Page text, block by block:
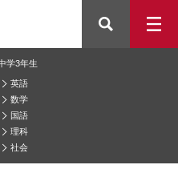
学3年生
英語
数学
国語
理科
社会